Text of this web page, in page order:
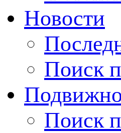
Новости
Поиск
Поиск